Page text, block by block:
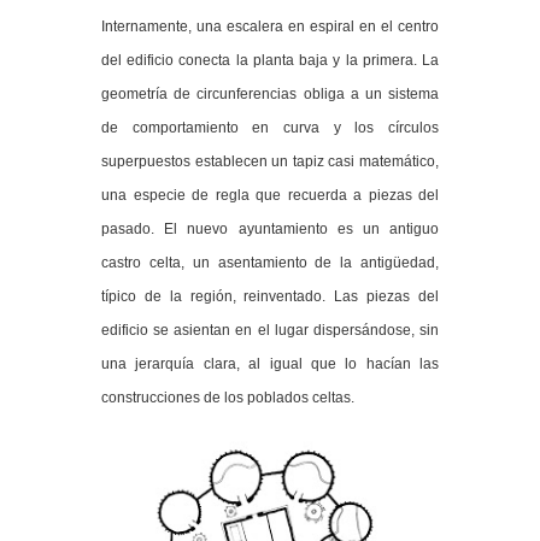
Internamente, una escalera en espiral en el centro
del edificio conecta la planta baja y la primera. La
geometría de circunferencias obliga a un sistema
de comportamiento en curva y los círculos
superpuestos establecen un tapiz casi matemático,
una especie de regla que recuerda a piezas del
pasado. El nuevo ayuntamiento es un antiguo
castro celta, un asentamiento de la antigüedad,
típico de la región, reinventado. Las piezas del
edificio se asientan en el lugar dispersándose, sin
una jerarquía clara, al igual que lo hacían las
construcciones de los poblados celtas.